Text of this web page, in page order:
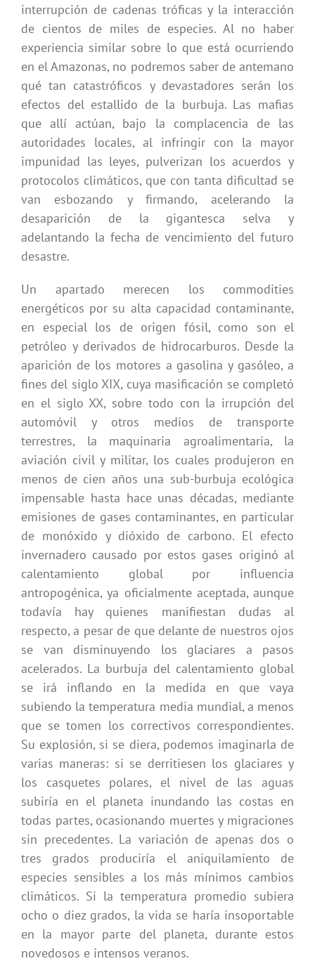
interrupción de cadenas tróficas y la interacción
de cientos de miles de especies. Al no haber
experiencia similar sobre lo que está ocurriendo
en el Amazonas, no podremos saber de antemano
qué tan catastróficos y devastadores serán los
efectos del estallido de la burbuja. Las mafias
que allí actúan, bajo la complacencia de las
autoridades locales, al infringir con la mayor
impunidad las leyes, pulverizan los acuerdos y
protocolos climáticos, que con tanta dificultad se
van esbozando y firmando, acelerando la
desaparición de la gigantesca selva y
adelantando la fecha de vencimiento del futuro
desastre.
Un apartado merecen los commodities
energéticos por su alta capacidad contaminante,
en especial los de origen fósil, como son el
petróleo y derivados de hidrocarburos. Desde la
aparición de los motores a gasolina y gasóleo, a
fines del siglo XIX, cuya masificación se completó
en el siglo XX, sobre todo con la irrupción del
automóvil y otros medios de transporte
terrestres, la maquinaria agroalimentaria, la
aviación civil y militar, los cuales produjeron en
menos de cien años una sub-burbuja ecológica
impensable hasta hace unas décadas, mediante
emisiones de gases contaminantes, en particular
de monóxido y dióxido de carbono. El efecto
invernadero causado por estos gases originó al
calentamiento global por influencia
antropogénica, ya oficialmente aceptada, aunque
todavía hay quienes manifiestan dudas al
respecto, a pesar de que delante de nuestros ojos
se van disminuyendo los glaciares a pasos
acelerados. La burbuja del calentamiento global
se irá inflando en la medida en que vaya
subiendo la temperatura media mundial, a menos
que se tomen los correctivos correspondientes.
Su explosión, si se diera, podemos imaginarla de
varias maneras: si se derritiesen los glaciares y
los casquetes polares, el nivel de las aguas
subiría en el planeta inundando las costas en
todas partes, ocasionando muertes y migraciones
sin precedentes. La variación de apenas dos o
tres grados produciría el aniquilamiento de
especies sensibles a los más mínimos cambios
climáticos. Si la temperatura promedio subiera
ocho o diez grados, la vida se haría insoportable
en la mayor parte del planeta, durante estos
novedosos e intensos veranos.